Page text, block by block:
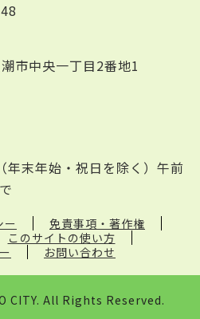
市中央一丁目2番地1
年末年始・祝日を除く）午前
ー
免責事項・著作権
このサイトの使い方
お問い合わせ
CITY. All Rights Reserved.